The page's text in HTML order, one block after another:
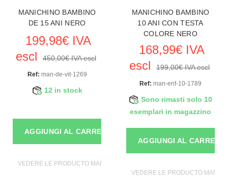
MANICHINO BAMBINO
DE 15 ANI NERO
199,98€ IVA
escl
450,00€ IVA escl
Ref: man-de-vit-1269
12 in stock
AGGIUNGI AL CARRELLO
VEDERE LE PRODUCTO MANICHINI
MANICHINO BAMBINO
10 ANI CON TESTA
COLORE NERO
168,99€ IVA
escl
199,00€ IVA escl
Ref: man-enf-10-1789
Sono rimasti solo 10
esemplari in magazzino
AGGIUNGI AL
VEDERE LE PRODUCTO